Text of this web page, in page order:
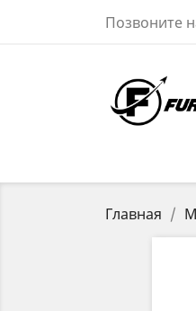
Позвоните
Главная